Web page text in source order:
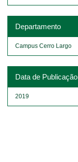
Departamento
Campus Cerro Largo
Data de Publicação
2019